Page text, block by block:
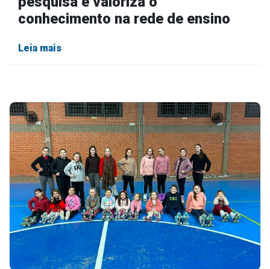
conhecimento na rede de ensino
Leia mais